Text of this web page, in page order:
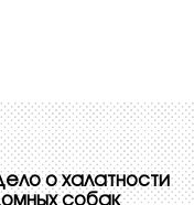
о халатности
собак